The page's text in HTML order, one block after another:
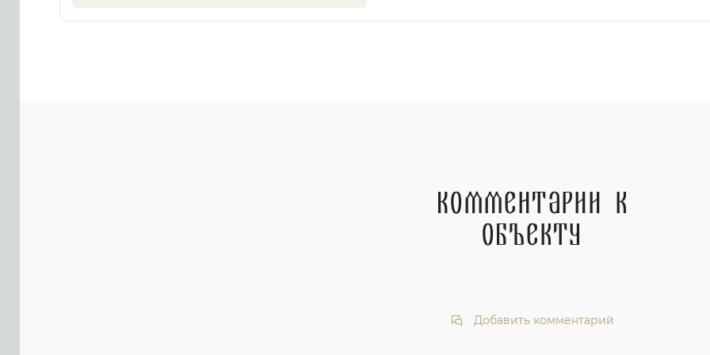
Комментарии к
объекту
Добавить комментарий